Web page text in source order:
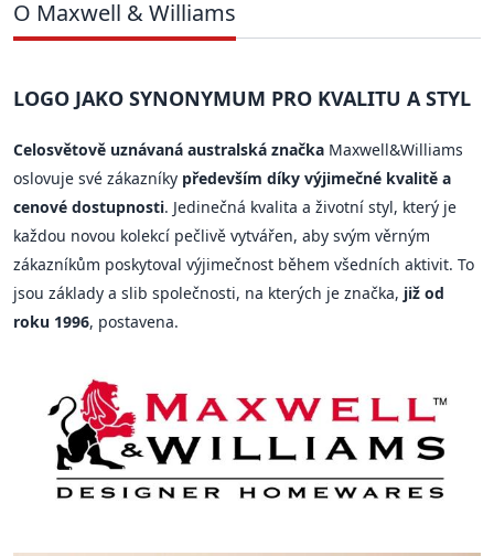
O Maxwell & Williams
LOGO JAKO SYNONYMUM PRO KVALITU A STYL
Celosvětově uznávaná australská značka Maxwell&Williams
oslovuje své zákazníky především díky výjimečné kvalitě a
cenové dostupnosti. Jedinečná kvalita a životní styl, který je
každou novou kolekcí pečlivě vytvářen, aby svým věrným
zákazníkům poskytoval výjimečnost během všedních aktivit. To
jsou základy a slib společnosti, na kterých je značka, již od
roku 1996, postavena.